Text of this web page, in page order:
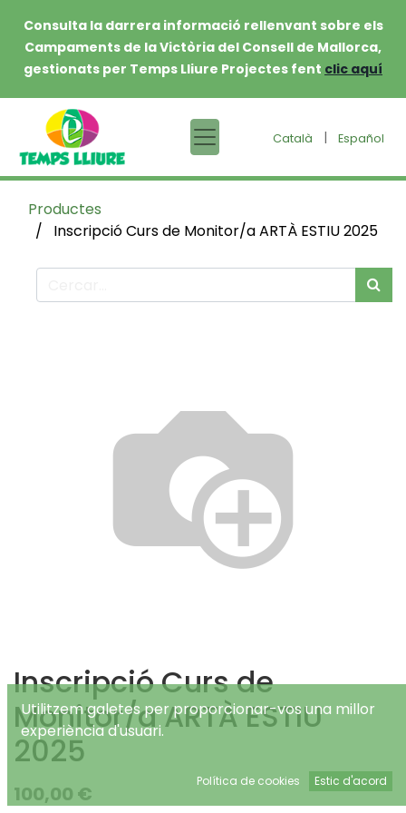
Consulta la darrera informació rellenvant sobre els
Campaments de la Victòria del Consell de Mallorca,
gestionats per Temps Lliure Projectes fent clic aquí
Català | Español
Productes
Inscripció Curs de Monitor/a ARTÀ ESTIU 2025
Inscripció Curs de
Monitor/a ARTÀ ESTIU
2025
100,00 €
Utilitzem galetes per proporcionar-vos una millor
experiència d'usuari.
Política de cookies Estic d'acord